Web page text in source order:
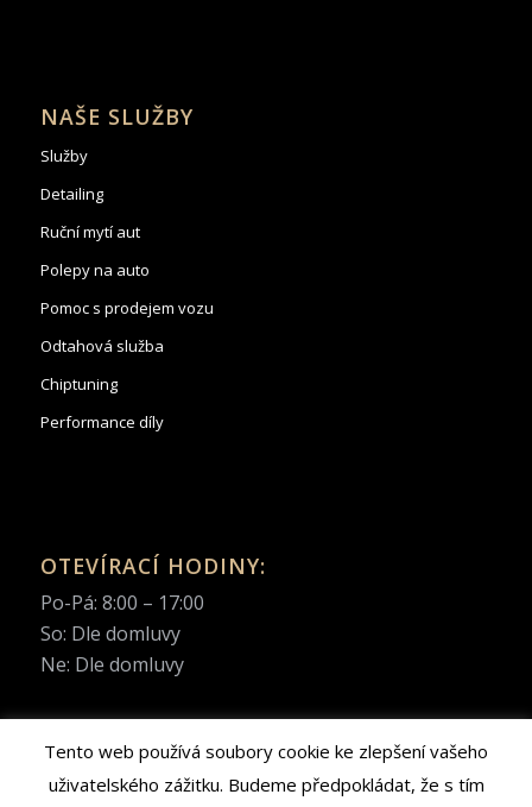
NAŠE SLUŽBY
Služby
Detailing
Ruční mytí aut
Polepy na auto
Pomoc s prodejem vozu
Odtahová služba
Chiptuning
Performance díly
OTEVÍRACÍ HODINY:
Po-Pá: 8:00 – 17:00
So: Dle domluvy
Ne: Dle domluvy
Tento web používá soubory cookie ke zlepšení vašeho
uživatelského zážitku. Budeme předpokládat, že s tím